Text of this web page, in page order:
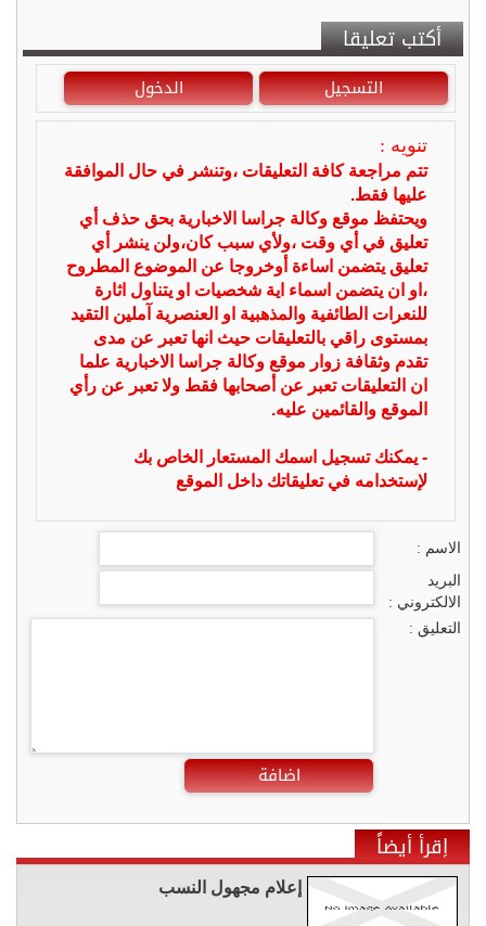
أكتب تعليقا
التسجيل الدخول
تنويه :
تتم مراجعة كافة التعليقات ،وتنشر في حال الموافقة
عليها فقط.
ويحتفظ موقع وكالة جراسا الاخبارية بحق حذف أي
تعليق في أي وقت ،ولأي سبب كان،ولن ينشر أي
تعليق يتضمن اساءة أوخروجا عن الموضوع المطروح
،او ان يتضمن اسماء اية شخصيات او يتناول اثارة
للنعرات الطائفية والمذهبية او العنصرية آملين التقيد
بمستوى راقي بالتعليقات حيث انها تعبر عن مدى
تقدم وثقافة زوار موقع وكالة جراسا الاخبارية علما
ان التعليقات تعبر عن أصحابها فقط ولا تعبر عن رأي
الموقع والقائمين عليه.
- يمكنك تسجيل اسمك المستعار الخاص بك
لإستخدامه في تعليقاتك داخل الموقع
الاسم :
البريد
الالكتروني :
التعليق :
اضافة
إقرأ أيضاً
إعلام مجهول النسب